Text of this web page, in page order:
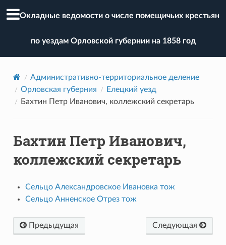
Окладные ведомости о числе помещичьих крестьян
по уездам Орловской губернии на 1858 год
Административно-территориальное деление
Орловская губерния
Елецкий уезд
Бахтин Петр Иванович, коллежский секретарь
Бахтин Петр Иванович,
коллежский секретарь
Сельцо Александровское Ивановка тож
Сельцо Анненское Отрез тож
Предыдущая Следующая